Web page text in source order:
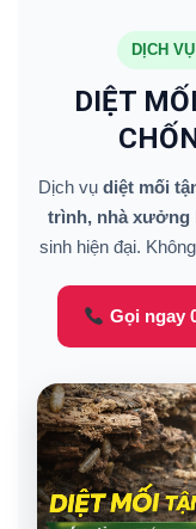
DỊCH
DIỆT
Dịch vụ diệt mối
trình, nhà xưởng
sinh hiện đại.
Gọi ngay